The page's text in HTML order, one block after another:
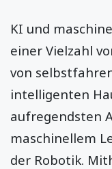
KI und
einer Vielzahl
von
intelligenten
aufregendsten
maschinellem
der Robotik.